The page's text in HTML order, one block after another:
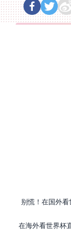
别慌！在国外
在海外看世界杯